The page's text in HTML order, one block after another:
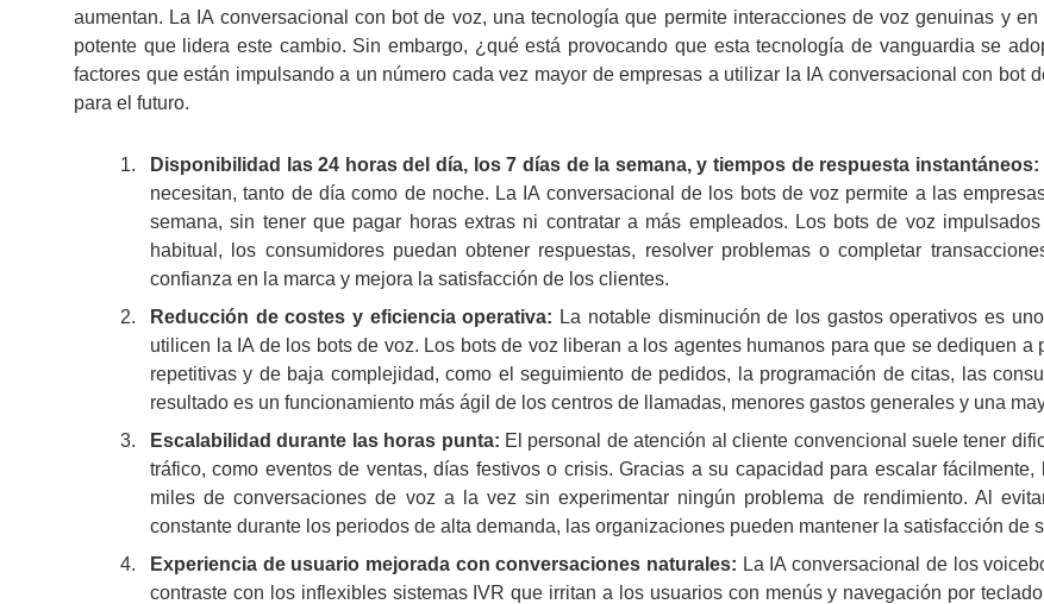
aumentan. La IA conversacional con bot de voz, una tecnología que permite interacciones de voz genuinas y
potente que lidera este cambio. Sin embargo, ¿qué está provocando que esta tecnología de vanguardia se
factores que están impulsando a un número cada vez mayor de empresas a utilizar la IA conversacional con bot
para el futuro.
Disponibilidad las 24 horas del día, los 7 días de la semana, y tiempos de respuesta instantáneos:
necesitan, tanto de día como de noche. La IA conversacional de los bots de voz permite a las
semana, sin tener que pagar horas extras ni contratar a más empleados. Los bots de voz
habitual, los consumidores puedan obtener respuestas, resolver problemas o completar
confianza en la marca y mejora la satisfacción de los clientes.
Reducción de costes y eficiencia operativa: La notable disminución de los gastos operativos es
utilicen la IA de los bots de voz. Los bots de voz liberan a los agentes humanos para que se dediquen
repetitivas y de baja complejidad, como el seguimiento de pedidos, la programación de citas, las
resultado es un funcionamiento más ágil de los centros de llamadas, menores gastos generales y una
Escalabilidad durante las horas punta: El personal de atención al cliente convencional suele tener
tráfico, como eventos de ventas, días festivos o crisis. Gracias a su capacidad para escalar
miles de conversaciones de voz a la vez sin experimentar ningún problema de rendimiento. Al
constante durante los periodos de alta demanda, las organizaciones pueden mantener la satisfacción de
Experiencia de usuario mejorada con conversaciones naturales: La IA conversacional de los
contraste con los inflexibles sistemas IVR que irritan a los usuarios con menús y navegación por